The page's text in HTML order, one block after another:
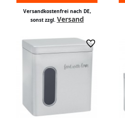
Versandkostenfrei nach DE,
sonst zzgl. Versand